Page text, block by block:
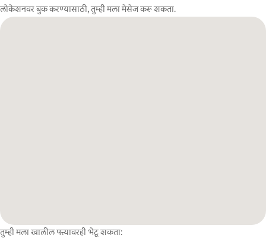
लोकेशनवर बुक करण्यासाठी, तुम्ही मला मेसेज करू शकता.
तुम्ही मला खालील पत्त्यावरही भेटू शकता: